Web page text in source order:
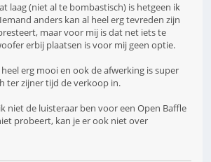
laag (niet al te bombastisch) is hetgeen ik
anders kan al heel erg tevreden zijn
maar voor mij is dat net iets te
erbij plaatsen is voor mij geen optie.
erg mooi en ook de afwerking is super
ter zijner tijd de verkoop in.
niet de luisteraar ben voor een Open Baffle
probeert, kan je er ook niet over